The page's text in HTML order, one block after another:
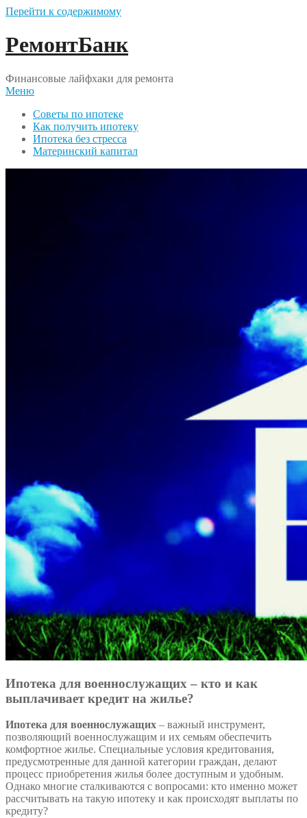
Перейти к содержимому
РемонтБанк
Финансовые лайфхаки для ремонта
Меню
Советы по ипотеке
Как получить ипотеку
Ипотека без стресса
Материнский капитал
Ипотека для военнослужащих – кто и как
выплачивает кредит на жилье?
Ипотека для военнослужащих – важный инструмент,
позволяющий военнослужащим и их семьям обеспечить
комфортное жилье. Специальные условия кредитования,
предусмотренные для данной категории граждан, делают
процесс приобретения жилья более доступным и удобным.
Однако многие сталкиваются с вопросами: кто именно может
рассчитывать на такую ипотеку и как происходят выплаты по
кредиту?